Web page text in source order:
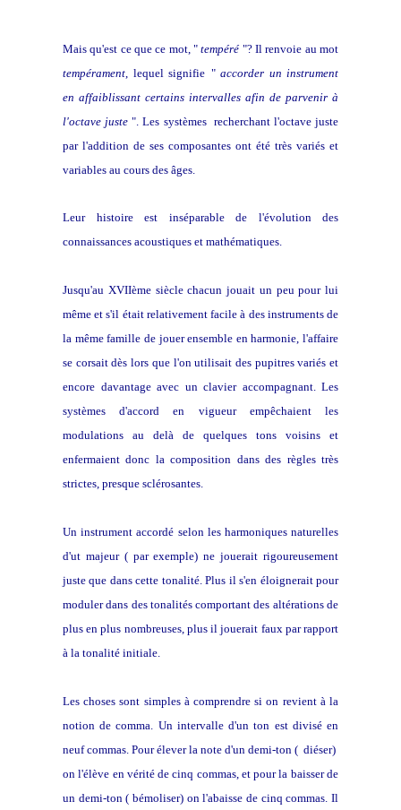
Mais qu'est ce que ce mot, "tempéré "? Il renvoie au mot
tempérament , lequel signifie " accorder un instrument
en affaiblissant certains intervalles afin de parvenir à
l'octave juste ". Les systèmes recherchant l'octave juste
par l'addition de ses composantes ont été très variés et
variables au cours des âges.
Leur histoire est inséparable de l'évolution des
connaissances acoustiques et mathématiques.
Jusqu'au XVIIème siècle chacun jouait un peu pour lui
même et s'il était relativement facile à des instruments de
la même famille de jouer ensemble en harmonie, l'affaire
se corsait dès lors que l'on utilisait des pupitres variés et
encore davantage avec un clavier accompagnant. Les
systèmes d'accord en vigueur empêchaient les
modulations au delà de quelques tons voisins et
enfermaient donc la composition dans des règles très
strictes, presque sclérosantes.
Un instrument accordé selon les harmoniques naturelles
d'ut majeur ( par exemple) ne jouerait rigoureusement
juste que dans cette tonalité. Plus il s'en éloignerait pour
moduler dans des tonalités comportant des altérations de
plus en plus nombreuses, plus il jouerait faux par rapport
à la tonalité initiale.
Les choses sont simples à comprendre si on revient à la
notion de comma. Un intervalle d'un ton est divisé en
neuf commas. Pour élever la note d'un demi-ton ( diéser)
on l'élève en vérité de cinq commas, et pour la baisser de
un demi-ton ( bémoliser) on l'abaisse de cinq commas. Il